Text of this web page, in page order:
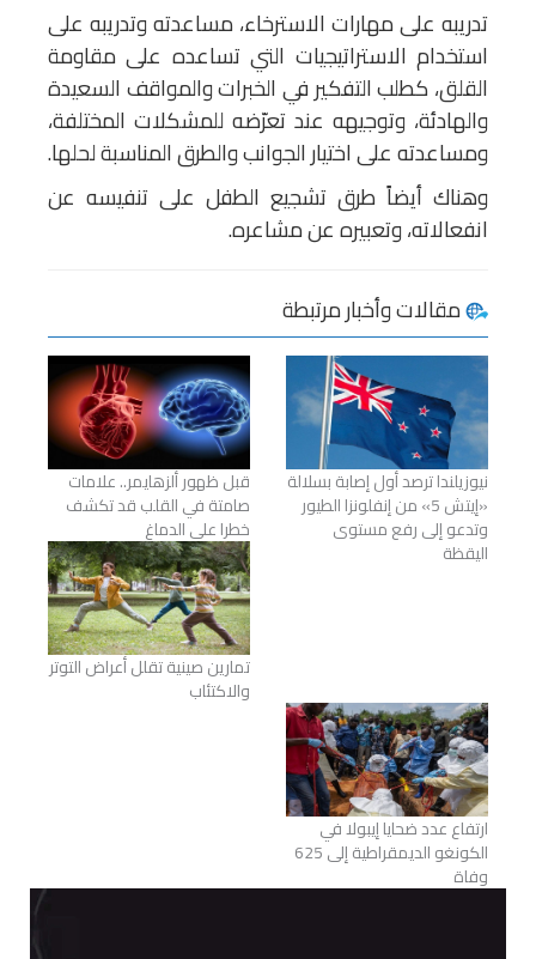
تدريبه على مهارات الاسترخاء، مساعدته وتدريبه على
استخدام الاستراتيجيات التي تساعده على مقاومة
القلق، كطلب التفكير في الخبرات والمواقف السعيدة
والهادئة، وتوجيهه عند تعرّضه للمشكلات المختلفة،
ومساعدته على اختيار الجوانب والطرق المناسبة لحلها.
وهناك أيضاً طرق تشجيع الطفل على تنفيسه عن
انفعالاته، وتعبيره عن مشاعره.
مقالات وأخبار مرتبطة
نيوزيلندا ترصد أول إصابة بسلالة
«إيتش 5» من إنفلونزا الطيور
وتدعو إلى رفع مستوى
اليقظة
قبل ظهور ألزهايمر.. علامات
صامتة في القلب قد تكشف
خطرا على الدماغ
تمارين صينية تقلل أعراض التوتر
والاكتئاب
ارتفاع عدد ضحايا إيبولا في
الكونغو الديمقراطية إلى 625
وفاة